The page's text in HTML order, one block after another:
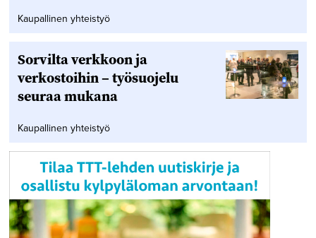
Kaupallinen yhteistyö
Sorvilta verkkoon ja
verkostoihin – työsuojelu
seuraa mukana
Kaupallinen yhteistyö